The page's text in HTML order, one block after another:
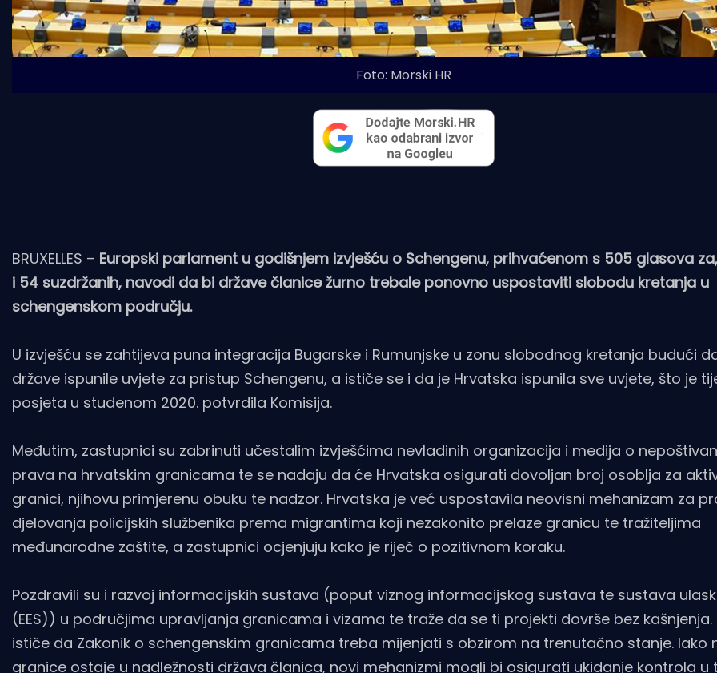
Foto: Morski HR
BRUXELLES – Europski parlament u godišnjem izvješću o Schengenu, prihvaćenom s 505 glasova
i 54 suzdržanih, navodi da bi države članice žurno trebale ponovno uspostaviti slobodu kretanja u
schengenskom području.
U izvješću se zahtijeva puna integracija Bugarske i Rumunjske u zonu slobodnog kretanja budući
države ispunile uvjete za pristup Schengenu, a ističe se i da je Hrvatska ispunila sve uvjete, što je
posjeta u studenom 2020. potvrdila Komisija.
Međutim, zastupnici su zabrinuti učestalim izvješćima nevladinih organizacija i medija o
prava na hrvatskim granicama te se nadaju da će Hrvatska osigurati dovoljan broj osoblja za
granici, njihovu primjerenu obuku te nadzor. Hrvatska je već uspostavila neovisni mehanizam za
djelovanja policijskih službenika prema migrantima koji nezakonito prelaze granicu te tražiteljima
međunarodne zaštite, a zastupnici ocjenjuju kako je riječ o pozitivnom koraku.
Pozdravili su i razvoj informacijskih sustava (poput viznog informacijskog sustava te sustava
(EES)) u područjima upravljanja granicama i vizama te traže da se ti projekti dovrše bez
ističe da Zakonik o schengenskim granicama treba mijenjati s obzirom na trenutačno stanje. Iako
granice ostaje u nadležnosti država članica, novi mehanizmi mogli bi osigurati ukidanje kontrola u